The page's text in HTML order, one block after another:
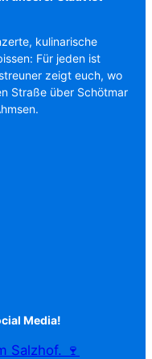
kulinarische
Für jeden ist
zeigt euch, wo
Straße über Schötmar
Media!
Salzhof. 🍷